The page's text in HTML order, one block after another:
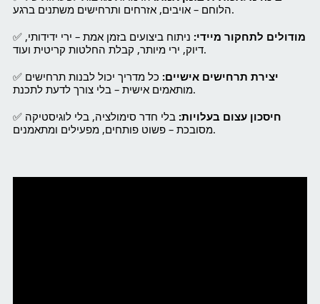
הלוחם – אויבים, אזרחים ותרחישים משתנים ברגע.
✅
מודולים לתחקור מיידי: ניתוח ביצועים בזמן אמת – ירי ידידותי,
דיוק, ירי מיותר, קבלת החלטות קריטית ועוד.
✅
יצירת תרחישים אישיים: כל מדריך יכול לבנות תרחישים
מותאמים אישית – בלי צורך לדעת לתכנת.
✅
חיסכון עצום בעלויות: בלי חדר סימולציה, בלי לוגיסטיקה
מסובכת – פשוט פותחים, מפעילים ומתאמנים.